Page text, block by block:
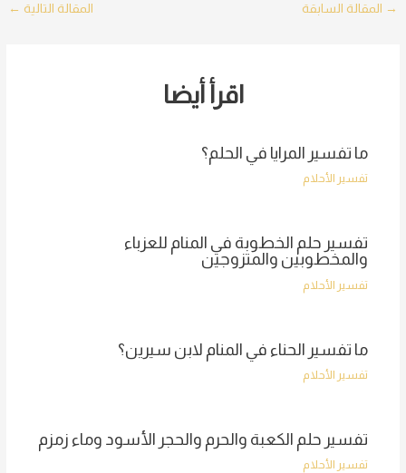
Post
→ المقالة السابقة المقالة التالية ←
اقرأ أيضا
ما تفسير المرايا في الحلم؟
تفسير الأحلام
تفسير حلم الخطوبة في المنام للعزباء
والمخطوبين والمتزوجين
تفسير الأحلام
ما تفسير الحناء في المنام لابن سيرين؟
تفسير الأحلام
تفسير حلم الكعبة والحرم والحجر الأسود وماء زمزم
تفسير الأحلام